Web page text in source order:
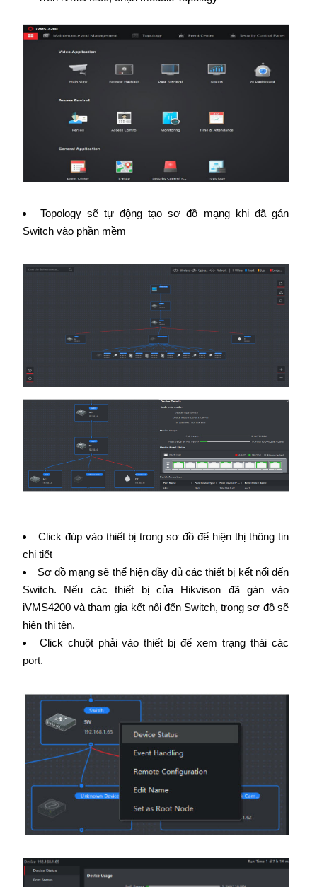
Topology sẽ tự động tạo sơ đồ mạng khi đã gán
Switch vào phần mềm
Click đúp vào thiết bị trong sơ đồ để hiện thị thông tin
chi tiết
Sơ đồ mạng sẽ thể hiện đầy đủ các thiết bị kết nối đến
Switch. Nếu các thiết bị của Hikvison đã gán vào
iVMS4200 và tham gia kết nối đến Switch, trong sơ đồ sẽ
hiện thị tên.
Click chuột phải vào thiết bị để xem trạng thái các
port.